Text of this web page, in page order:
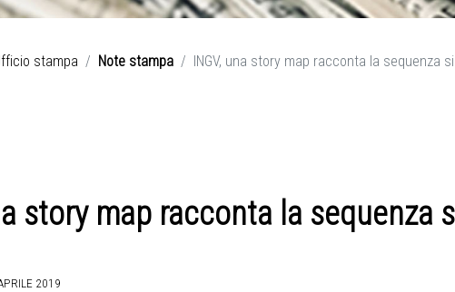
stampa Note stampa INGV, una story map racconta la sequenza
story map racconta la sequenza
2019